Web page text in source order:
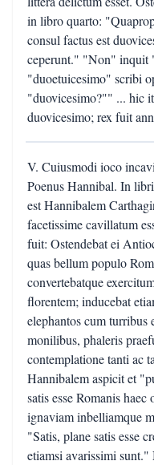
in libro quarto:
consul factus est
ceperunt." "Non" inquit
"duoetuicesimo" scribi
"duovicesimo?"" ... hic
duovicesimo; rex fuit
V. Cuiusmodi ioco
Poenus Hannibal. In
est Hannibalem
facetissime cavillatum
fuit: Ostendebat ei
quas bellum populo
convertebatque
florentem; inducebat
elephantos cum turribus
monilibus, phaleris
contemplatione tanti ac
Hannibalem aspicit et
satis esse Romanis
ignaviam inbelliamque
"Satis, plane satis esse
etiamsi avarissimi